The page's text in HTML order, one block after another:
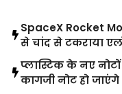
SpaceX Rocket
से चांद से टकराया
प्लास्टिक के नए
कागजी नोट हो